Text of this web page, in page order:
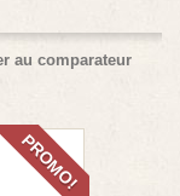
au comparateur
PROMO!